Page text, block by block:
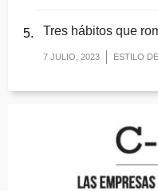
Tres hábitos que
7 JULIO, 2023 ESTILO